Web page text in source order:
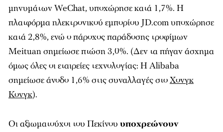
μηνυμάτων WeChat, υποχώρησε κατά 1,7%. Η
πλατφόρμα ηλεκτρονικού εμπορίου JD.com υποχώρησε
κατά 2,8%, ενώ ο πάροχος παράδοσης τροφίμων
Meituan σημείωσε πτώση 3,0%. (Δεν τα πήγαν άσχημα
όμως όλες οι εταιρείες τεχνολογίας: Η Alibaba
σημείωσε άνοδο 1,6% στις συναλλαγές στοΧονγκ
Κονγκ).
Οι αξιωματούχοι του Πεκίνου υποχρεώνουν